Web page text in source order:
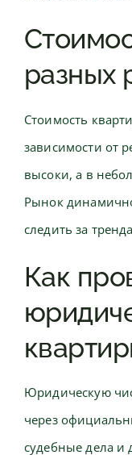
разных
Стоимость
зависимости от
высоки, а в
Рынок
следить за
Как
Юридическую
через
судебные дела и